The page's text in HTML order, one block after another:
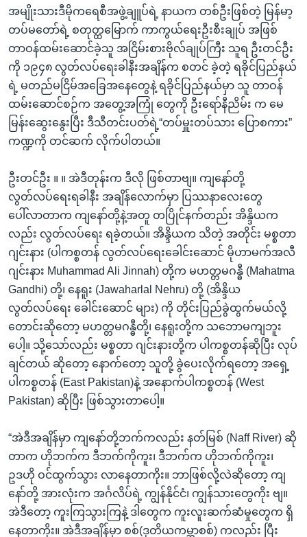
သို့
ကျော်
ရန်
အမျိုးသားဒီမိုကရေစီအဖွဲ့ချူပ်ရဲ့ နာယက တစ်ဦးဖြစ်တဲ့ မြန်မာ့
တပ်မတော်ရဲ့ စတုတ္ထမြောက် ကာကွယ်ရေးဦးစီးချုပ် အဖြစ်
တာဝန်ထမ်းဆောင်ခဲ့သူ အငြိမ်းစားဗိုလ်ချုပ်ကြီး သူရ ဦးတင်ဦး
ကို ၁၉၄၈ လွတ်လပ်ရေးခါနီးအချိန်က စတင် ခဲ့တဲ့ ရခိုင်ပြည်နယ်
ရဲ့ မတည်မငြိမ်အခြေအနေတွေနဲ့ ရခိုင်ပြည်နယ်မှာ သူ တာဝန်
ထမ်းဆောင်စဉ်က အတွေ့အကြုံ တွေကို ဦးရော်နီညိမ်း က မေ
မြန်းဆွေးနွေးပြီး ဒီသီတင်းပတ်ရဲ့“တပ်မှူးတပ်သား ပြောစကား”
ကဏ္ဍကို တင်ဆက် လိုက်ပါတယ်။
ဦးတင်ဦး ။ ။ အဲဒီတုန်းက ဒီလို ဖြစ်တာဗျ။ ကျနော်တို့
လွတ်လပ်ရေးရခါနီး အချိန်လောက်မှာ ပြဿနာလေးတွေ
ပေါ်လာတာက ကျနော်တို့နဲ့အတူ တပြိုင်နက်တည်း အိန္ဒိယက
လည်း လွတ်လပ်ရေး ရခဲ့တယ်။ အိန္ဒိယက သိတဲ့ အတိုင်း မစ္စတာ
ဂျင်းနား (ပါကစ္စတန် လွတ်လပ်ရေးခေါင်းဆောင် မိုဟာမက်အလီ
ဂျင်းနား Muhammad Ali Jinnah) တို့က မဟတ္တမဂန္ဓီ (Mahatma
Gandhi) တို့၊ နေရူး (Jawaharlal Nehru) တို့ (အိန္ဒိယ
လွတ်လပ်ရေး ခေါင်းဆောင် များ) ကို တိုင်းပြည်ခွဲထွက်မယ်လို့
တောင်းဆိုတော့ မဟတ္တမဂန္ဓီတို့၊ နေရူးတို့က သဘောမကျဘူး
ပေါ့။ သို့သော်လည်း မစ္စတာ ဂျင်းနားတို့က ပါကစ္စတန်ဆိုပြီး လုပ်
ချင်တယ် ဆိုတော့ နောက်တော့ သူတို့ ခွဲပေးလိုက်ရတော့ အရှေ့
ပါကစ္စတန် (East Pakistan)နဲ့ အနောက်ပါကစ္စတန် (West
Pakistan) ဆိုပြီး ဖြစ်သွားတာပေါ့။
“အဲဒီအချိန်မှာ ကျနော်တို့ဘက်ကလည်း နတ်မြစ် (Naff River) ဆို
တာက ဟိုဘက်က ဒီဘက်ကိုကူး၊ ဒီဘက်က ဟိုဘက်ကိုကူး၊
ဥဒဟို ဝင်ထွက်သွား လာနေတာကိုး။ ဘာဖြစ်လို့လဲဆိုတော့ ကျ
နော်တို့ အားလုံးက အင်္ဂလိပ်ရဲ့ ကျွန်နိုင်ငံ၊ ကျွန်သားတွေကိုး ဗျ။
အဲဒီတော့ ကူးကြသွားကြနဲ့ ဒါတွေက ကူးလူးဆက်ဆံမှုတွေက ရှိ
နေတာကိုး။ အဲဒီအချိန်မှာ စစ်(ဒုတိယကမ္ဘာစစ်) ကလည်း ပြီး